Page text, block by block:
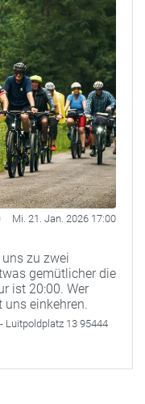
Mi. 21. Jan. 2026 17:00
zu zwei
gemütlicher die
ist 20:00. Wer
einkehren.
Luitpoldplatz 13 95444